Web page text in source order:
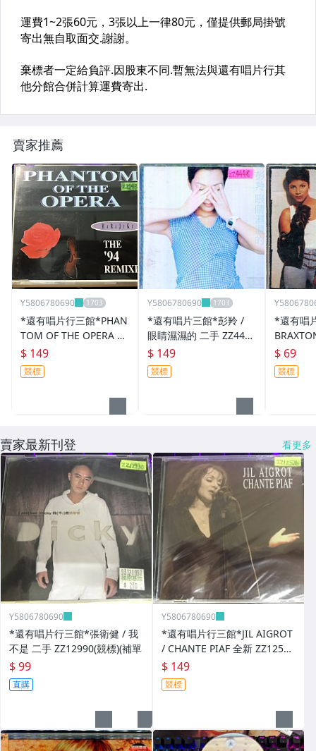
賣家推薦
Y5806780690
*還有唱片行三館*PHAN
TOM OF THE OPERA 二
手 ZZ19360(競標)
$ 149
競標
Y5806780690
*還有唱片三館*彭羚 /
眼睛濕濕的 二手 ZZ4448
(需競標)
$ 149
競標
*還有唱
(刮傷、
$ 69
競標
賣家最新刊登 看更多
Y5806780690
*還有唱片行三館*張衛健 / 我
不是 二手 ZZ12990(競標)(補單
$ 99
直購
Y5806780690
*還有唱片行三館*JIL AIGROT
/ CHANTE PIAF 全新 ZZ12526
(競標)
$ 149
競標